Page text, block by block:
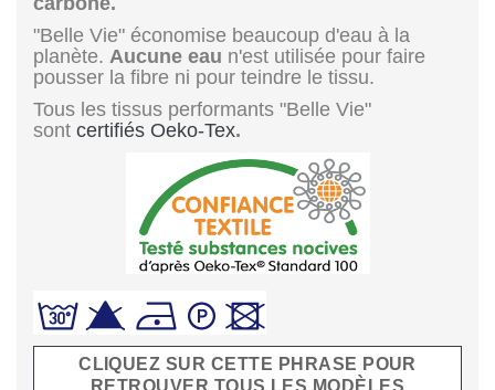
"Belle Vie" économise beaucoup d'eau à la
planète. Aucune eau n'est utilisée pour faire
pousser la fibre ni pour teindre le tissu.
Tous les tissus performants "Belle Vie"
sont certifiés Oeko-Tex.
CLIQUEZ SUR CETTE PHRASE POUR
RETROUVER TOUS LES MODÈLES